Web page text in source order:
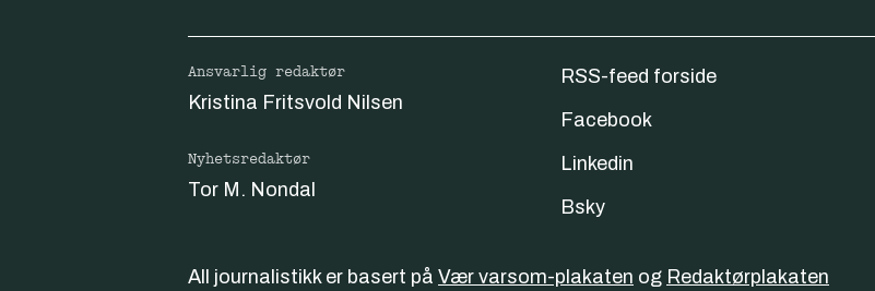
Ansvarlig redaktør
Kristina Fritsvold Nilsen
Nyhetsredaktør
Tor M. Nondal
RSS-feed forside
Facebook
Linkedin
Bsky
All journalistikk er basert på Vær varsom-plakaten og Redaktørplakaten